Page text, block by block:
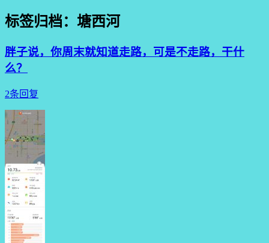
标签归档： 塘西河
胖子说，你周末就知道走路，可是不走路，干什
么？
2条回复